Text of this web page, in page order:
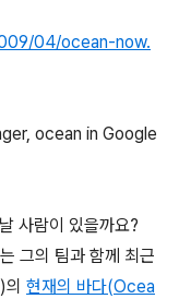
04/ocean-now.
ocean in Google
사람이 있을까요?
그의 팀과 함께 최근
현재의 바다(Ocea